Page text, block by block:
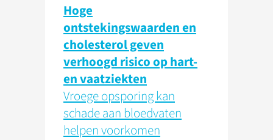
Hoge
ontstekingswaarden en
cholesterol geven
verhoogd risico op hart-
en vaatziekten
Vroege opsporing kan
schade aan bloedvaten
helpen voorkomen